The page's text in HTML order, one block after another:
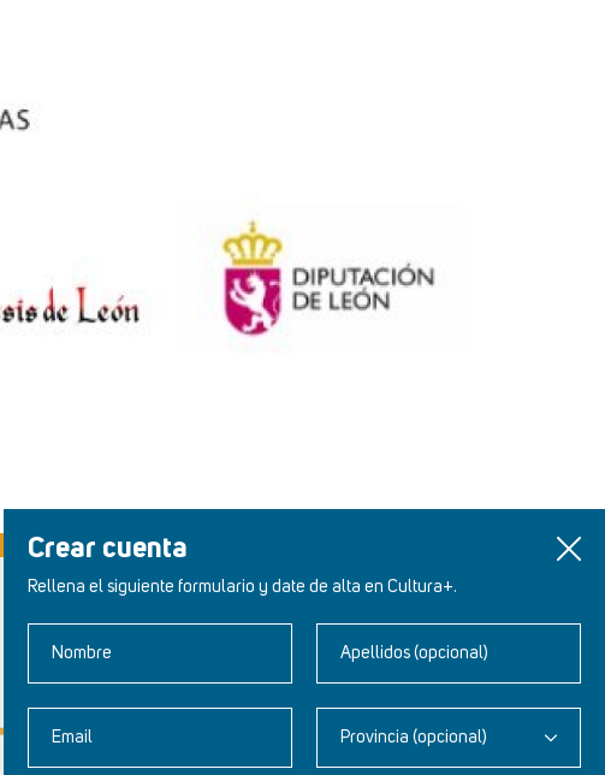
Crear cuenta
Rellena el siguiente formulario y date de alta en Cultura+.
Nombre Apellidos (opcional)
Email Provincia (opcional)